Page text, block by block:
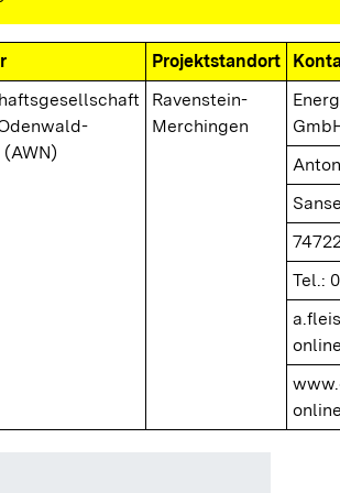
Projektstandort
Ravenstein-
Merchingen
Tel.: